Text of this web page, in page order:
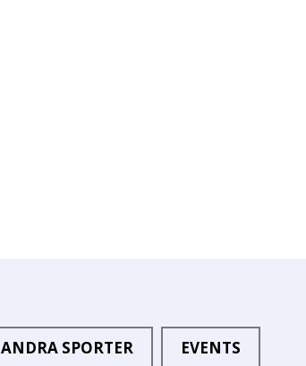
ANDRA SPORTER EVENTS